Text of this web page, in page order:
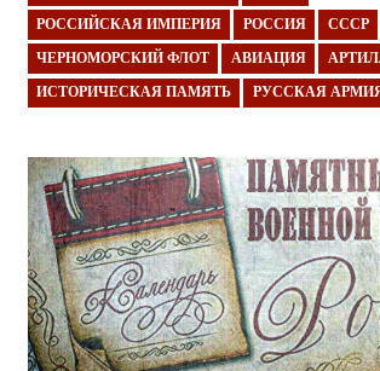
РОССИЙСКАЯ ИМПЕРИЯ РОССИЯ СССР
ЧЕРНОМОРСКИЙ ФЛОТ АВИАЦИЯ
ИСТОРИЧЕСКАЯ ПАМЯТЬ РУССКАЯ